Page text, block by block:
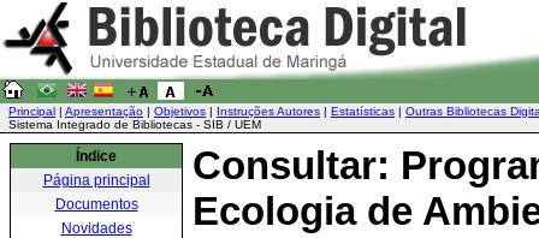
Principal | Apresentação | Objetivos | Instruções Autores | Estatísticas | Outras Bibliotecas
Sistema Integrado de Bibliotecas - SIB / UEM
Índice
Página principal
Documentos
Novidades
Consultar:
Ecologia de